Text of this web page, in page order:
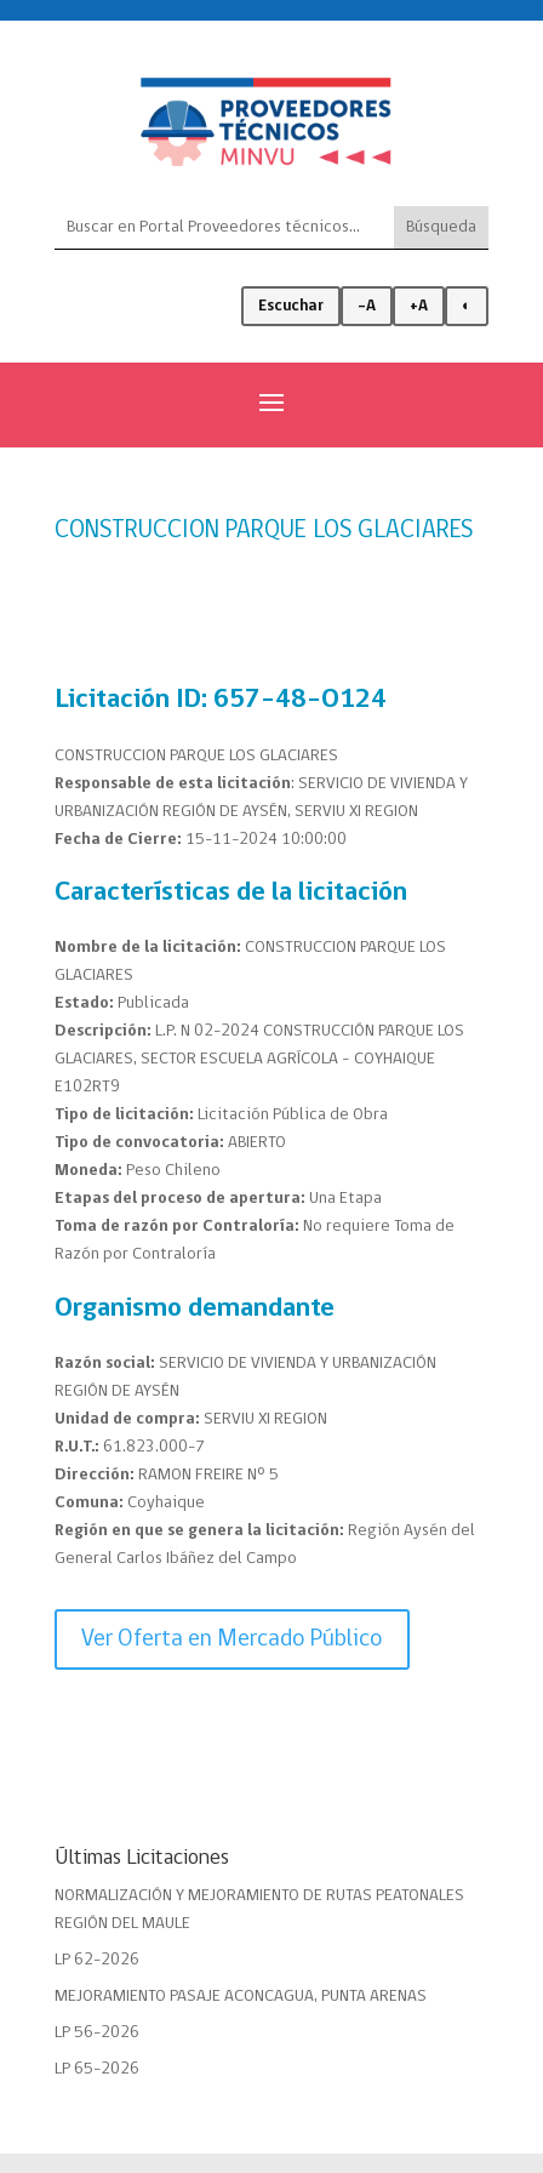
Escuchar -A +A ◐
CONSTRUCCION PARQUE LOS GLACIARES
Licitación ID: 657-48-O124
CONSTRUCCION PARQUE LOS GLACIARES
Responsable de esta licitación: SERVICIO DE VIVIENDA Y
URBANIZACIÓN REGIÓN DE AYSÉN, SERVIU XI REGION
Fecha de Cierre: 15-11-2024 10:00:00
Características de la licitación
Nombre de la licitación: CONSTRUCCION PARQUE LOS
GLACIARES
Estado: Publicada
Descripción: L.P. N 02-2024 CONSTRUCCIÓN PARQUE LOS
GLACIARES, SECTOR ESCUELA AGRÍCOLA – COYHAIQUE
E102RT9
Tipo de licitación: Licitación Pública de Obra
Tipo de convocatoria: ABIERTO
Moneda: Peso Chileno
Etapas del proceso de apertura: Una Etapa
Toma de razón por Contraloría: No requiere Toma de
Razón por Contraloría
Organismo demandante
Razón social: SERVICIO DE VIVIENDA Y URBANIZACIÓN
REGIÓN DE AYSÉN
Unidad de compra: SERVIU XI REGION
R.U.T.: 61.823.000-7
Dirección: RAMON FREIRE Nº 5
Comuna: Coyhaique
Región en que se genera la licitación: Región Aysén del
General Carlos Ibáñez del Campo
Ver Oferta en Mercado Público
Últimas Licitaciones
NORMALIZACIÓN Y MEJORAMIENTO DE RUTAS PEATONALES
REGIÓN DEL MAULE
LP 62-2026
MEJORAMIENTO PASAJE ACONCAGUA, PUNTA ARENAS
LP 56-2026
LP 65-2026